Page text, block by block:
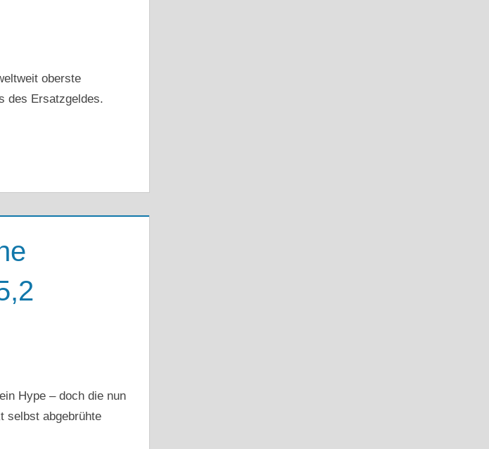
oberste
des Ersatzgeldes.
Hype – doch die nun
selbst abgebrühte